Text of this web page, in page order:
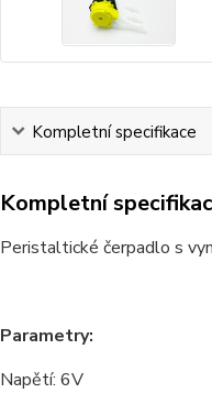
Kompletní specifikace
Kompletní
Peristaltické čerpadlo s
Parametry:
Napětí: 6V